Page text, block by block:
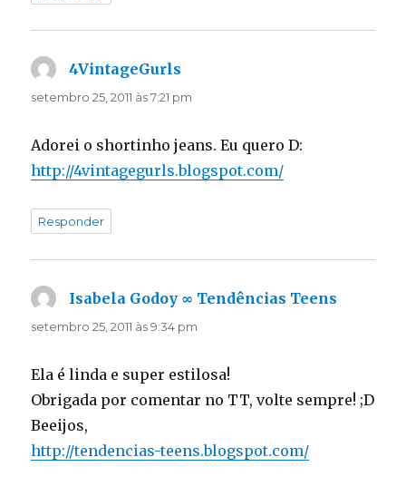
4VintageGurls
setembro 25, 2011 às 7:21 pm
Adorei o shortinho jeans. Eu quero D:
http://4vintagegurls.blogspot.com/
Responder
Isabela Godoy ∞ Tendências Teens
setembro 25, 2011 às 9:34 pm
Ela é linda e super estilosa!
Obrigada por comentar no TT, volte sempre! ;D
Beeijos,
http://tendencias-teens.blogspot.com/